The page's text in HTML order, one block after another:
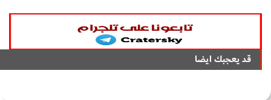
قد يعجبك ايضا